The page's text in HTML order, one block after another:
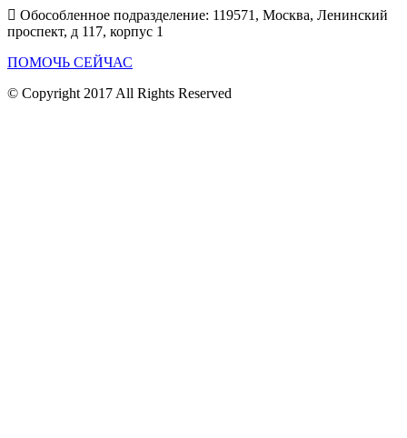
Обособленное подразделение: 119571, Москва, Ленинский
проспект, д 117, корпус 1
ПОМОЧЬ СЕЙЧАС
© Copyright 2017 All Rights Reserved